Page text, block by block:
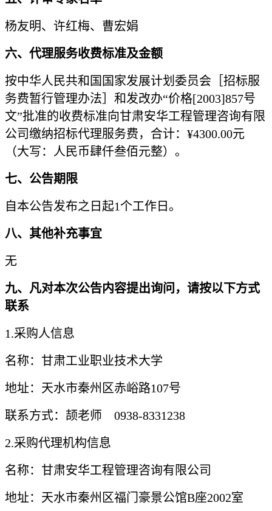
杨友明、许红梅、曹宏娟
六、代理服务收费标准及金额
按中华人民共和国国家发展计划委员会［招标服
务费暂行管理办法］和发改办“价格[2003]857号
文”批准的收费标准向甘肃安华工程管理咨询有限
公司缴纳招标代理服务费，合计： ¥4300.00元
（大写：人民币肆仟叁佰元整）。
七、公告期限
自本公告发布之日起1个工作日。
八、其他补充事宜
无
九、凡对本次公告内容提出询问，请按以下方式
联系
1.采购人信息
名称： 甘肃工业职业技术大学
地址：天水市秦州区赤峪路107号
联系方式：颉老师 0938-8331238
2.采购代理机构信息
名称：甘肃安华工程管理咨询有限公司
地址：天水市秦州区福门豪景公馆B座2002室